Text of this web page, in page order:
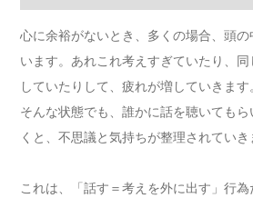
心に余裕がないとき、多くの場合、頭
います。あれこれ考えすぎていたり、
していたりして、疲れが増していきます
そんな状態でも、誰かに話を聴いても
くと、不思議と気持ちが整理されていき
これは、「話す＝考えを外に出す」行